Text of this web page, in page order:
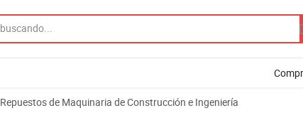
Repuestos de Maquinaria de Construcción e Ingeniería